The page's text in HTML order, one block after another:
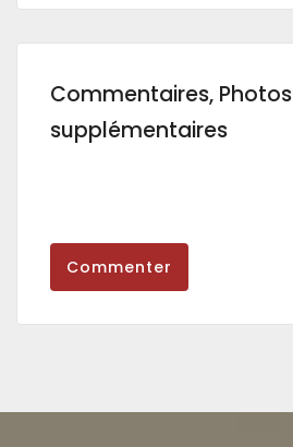
Commentaires, Photos
supplémentaires
Commenter